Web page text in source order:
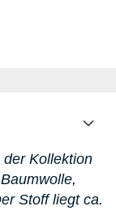
der Kollektion
er Stoff liegt ca.